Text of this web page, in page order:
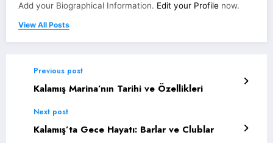
Add your Biographical Information. Edit your Profile now.
View All Posts
Previous post
Kalamış Marina’nın Tarihi ve Özellikleri
Next post
Kalamış’ta Gece Hayatı: Barlar ve Clublar